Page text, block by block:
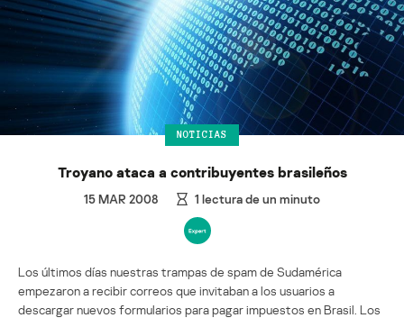
NOTICIAS
Troyano ataca a contribuyentes brasileños
15 MAR 2008 1 lectura de un minuto
Los últimos días nuestras trampas de spam de Sudamérica
empezaron a recibir correos que invitaban a los usuarios a
descargar nuevos formularios para pagar impuestos en Brasil. Los